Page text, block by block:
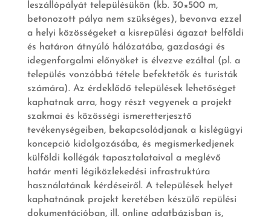
leszállópályát településükön (kb. 30×500 m,
betonozott pálya nem szükséges), bevonva ezzel
a helyi közösségeket a kisrepülési ágazat belföldi
és határon átnyúló hálózatába, gazdasági és
idegenforgalmi előnyöket is élvezve ezáltal (pl. a
település vonzóbbá tétele befektetők és turisták
számára). Az érdeklődő települések lehetőséget
kaphatnak arra, hogy részt vegyenek a projekt
szakmai és közösségi ismeretterjesztő
tevékenységeiben, bekapcsolódjanak a kislégügyi
koncepció kidolgozásába, és megismerkedjenek
külföldi kollégák tapasztalataival a meglévő
határ menti légiközlekedési infrastruktúra
használatának kérdéseiről. A települések helyet
kaphatnának projekt keretében készülő repülési
dokumentációban, ill. online adatbázisban is,